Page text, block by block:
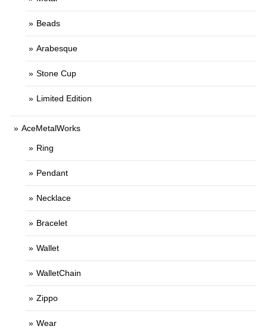
Beads
Arabesque
Stone Cup
Limited Edition
AceMetalWorks
Ring
Pendant
Necklace
Bracelet
Wallet
WalletChain
Zippo
Wear